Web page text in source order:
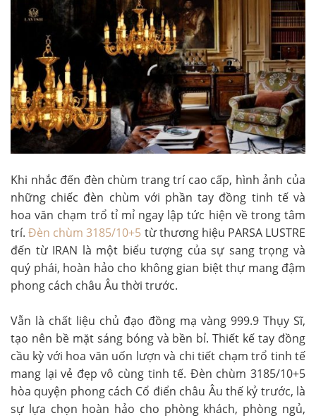
Khi nhắc đến đèn chùm trang trí cao cấp, hình ảnh của
những chiếc đèn chùm với phần tay đồng tinh tế và
hoa văn chạm trổ tỉ mỉ ngay lập tức hiện về trong tâm
trí.Đèn chùm 3185/10+5 từ thương hiệu PARSA LUSTRE
đến từ IRAN là một biểu tượng của sự sang trọng và
quý phái, hoàn hảo cho không gian biệt thự mang đậm
phong cách châu Âu thời trước.
Vẫn là chất liệu chủ đạo đồng mạ vàng 999.9 Thụy Sĩ,
tạo nên bề mặt sáng bóng và bền bỉ. Thiết kế tay đồng
cầu kỳ với hoa văn uốn lượn và chi tiết chạm trổ tinh tế
mang lại vẻ đẹp vô cùng tinh tế. Đèn chùm 3185/10+5
hòa quyện phong cách Cổ điển châu Âu thế kỷ trước, là
sự lựa chọn hoàn hảo cho phòng khách, phòng ngủ,